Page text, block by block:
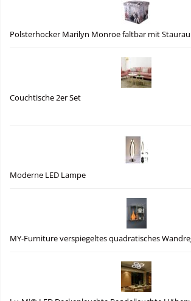
Polsterhocker Marilyn Monroe faltbar mit
Couchtische 2er Set
Moderne LED Lampe
MY-Furniture verspiegeltes quadratisches